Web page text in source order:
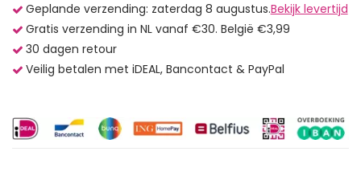
Geplande verzending: zaterdag 8 augustus.Bekijk levertijd
Gratis verzending in NL vanaf €30. België €3,99
30 dagen retour
Veilig betalen met iDEAL, Bancontact & PayPal